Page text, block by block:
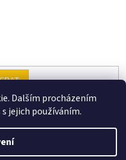
Dalším procházením
jejich používáním.